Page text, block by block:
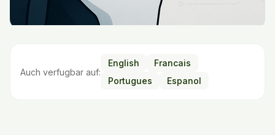
Auch verfugbar auf:
English
Francais
Portugues
Espanol